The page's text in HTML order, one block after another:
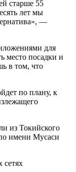
старше 55
лет мы
—
для
место посадки и
в том, что
по плану, к
из Токийского
имени Мусаси
сетях